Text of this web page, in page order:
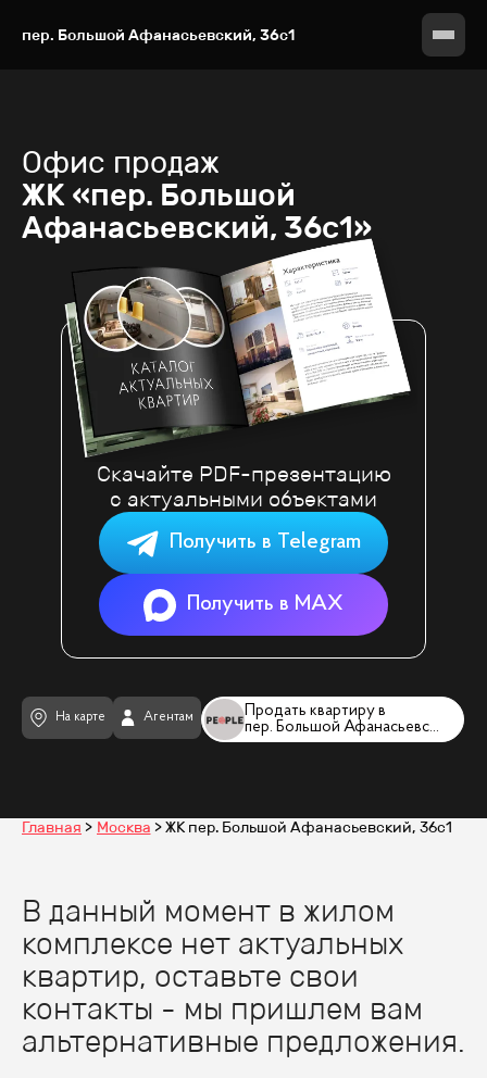
пер. Большой Афанасьевский, 36с1
Офис продаж
ЖК «пер. Большой
Афанасьевский, 36с1»
Продать квартиру в
пер. Большой Афанасьевский,
На карте Агентам
Скачайте PDF-презентацию
с актуальными объектами
Получить в Telegram
Получить в MAX
Главная Москва ЖК пер. Большой Афанасьевский, 36с1
В данный момент в жилом
комплексе нет актуальных
квартир, оставьте свои
контакты - мы пришлем вам
альтернативные предложения.